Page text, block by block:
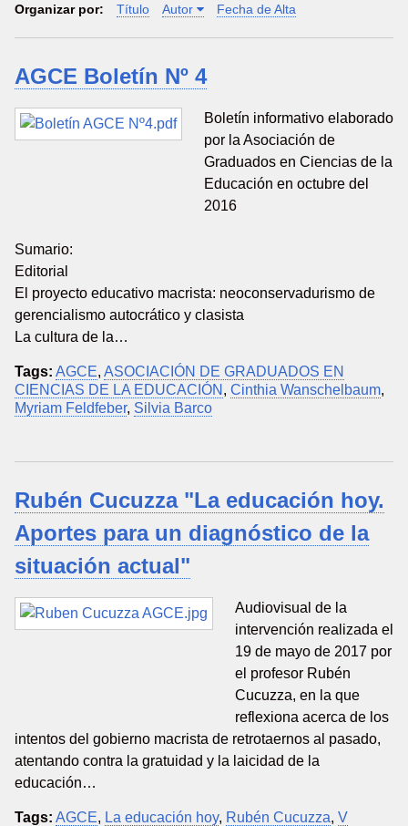
Organizar por: Título Autor Fecha de Alta
AGCE Boletín Nº 4
Boletín informativo elaborado
por la Asociación de
Graduados en Ciencias de la
Educación en octubre del
2016
Sumario:
Editorial
El proyecto educativo macrista: neoconservadurismo de
gerencialismo autocrático y clasista
La cultura de la…
Tags: AGCE, ASOCIACIÓN DE GRADUADOS EN
CIENCIAS DE LA EDUCACIÓN , Cinthia Wanschelbaum,
Myriam Feldfeber, Silvia Barco
Rubén Cucuzza "La educación hoy.
Aportes para un diagnóstico de la
situación actual"
Audiovisual de la
intervención realizada el
19 de mayo de 2017 por
el profesor Rubén
Cucuzza, en la que
reflexiona acerca de los
intentos del gobierno macrista de retrotaernos al pasado,
atentando contra la gratuidad y la laicidad de la
educación…
Tags: AGCE, La educación hoy, Rubén Cucuzza, V